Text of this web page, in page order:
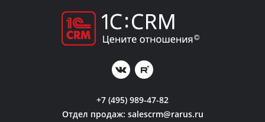
+7 (495) 989-47-82
Отдел продаж: salescrm@rarus.ru